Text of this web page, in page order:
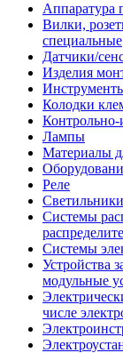
Аппаратура
Вилки,
специальные
Датчики/
Изделия
Колодки
Лампы
Материалы
Реле
Светильники
Системы
Системы
Устройства
модульные
числе